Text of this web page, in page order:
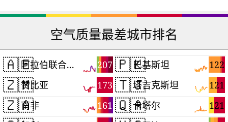
空气质量最差城市排名
🇦🇪 207
阿拉伯联合酋长国
🇿🇲 173
赞比亚
🇿🇦 161
南非
🇵🇰 122
巴基斯坦
🇹🇯 121
塔吉克斯坦
🇶🇦 121
卡塔尔